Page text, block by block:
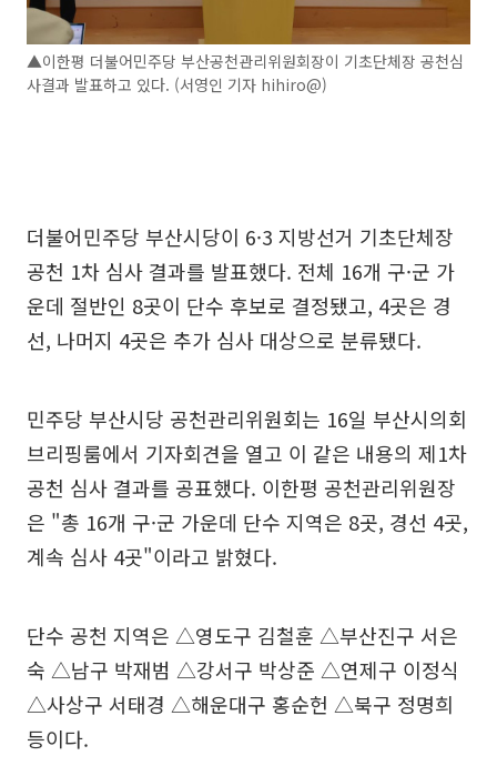
▲이한평 더불어민주당 부산공천관리위원회장이 기초단체장 공천심
사결과 발표하고 있다. (서영인 기자 hihiro@)
더불어민주당 부산시당이 6·3 지방선거 기초단체장
공천 1차 심사 결과를 발표했다. 전체 16개 구·군 가
운데 절반인 8곳이 단수 후보로 결정됐고, 4곳은 경
선, 나머지 4곳은 추가 심사 대상으로 분류됐다.
민주당 부산시당 공천관리위원회는 16일 부산시의회
브리핑룸에서 기자회견을 열고 이 같은 내용의 제1차
공천 심사 결과를 공표했다. 이한평 공천관리위원장
은 "총 16개 구·군 가운데 단수 지역은 8곳, 경선 4곳,
계속 심사 4곳"이라고 밝혔다.
단수 공천 지역은 △영도구 김철훈 △부산진구 서은
숙 △남구 박재범 △강서구 박상준 △연제구 이정식
△사상구 서태경 △해운대구 홍순헌 △북구 정명희
등이다.